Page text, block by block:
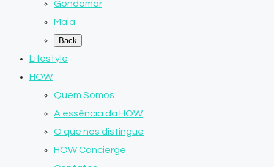
Gondomar
Maia
Back
Lifestyle
HOW
Quem Somos
A essência da HOW
O que nos distingue
HOW Concierge